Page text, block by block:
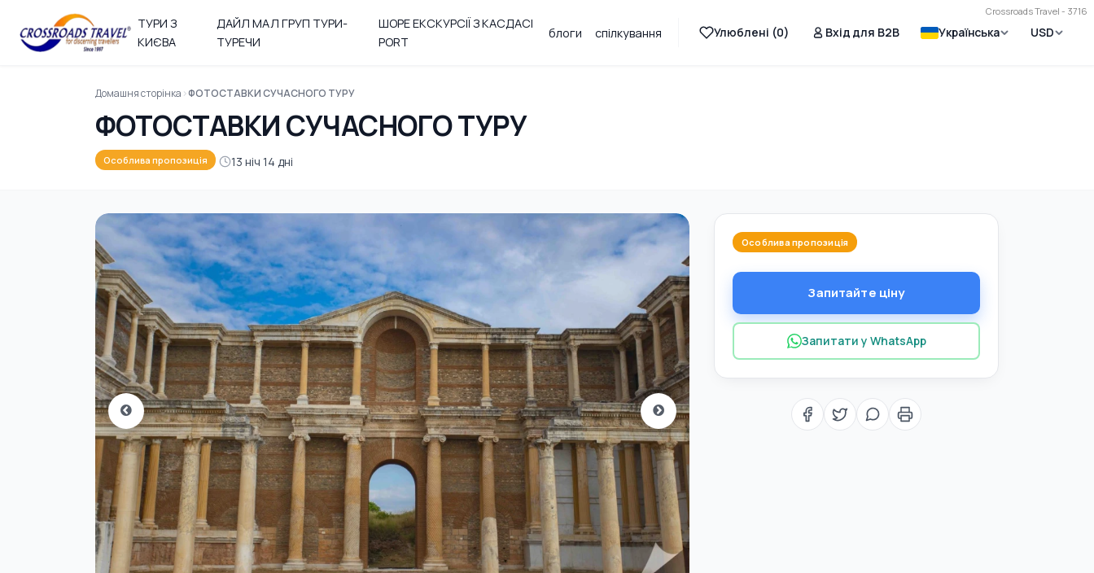
Crossroads Travel - 3716
ТУРИ З
КИЄВА
ДАЙЛ МАЛ ГРУП ТУРИ-
ТУРЕЧИ
ШОРЕ ЕКСКУРСІЇ З КАСДАСІ
PORT
блоги спілкування Улюблені (0) Вхід для B2B Українська USD
Домашня сторінка ФОТОСТАВКИ СУЧАСНОГО ТУРУ
ФОТОСТАВКИ СУЧАСНОГО ТУРУ
Особлива пропозиція 13 ніч 14 дні
Особлива пропозиція
Запитайте ціну
Запитати у WhatsApp